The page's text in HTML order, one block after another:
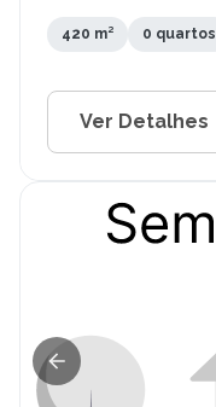
420 m² 0 quartos
Ver Detalhes